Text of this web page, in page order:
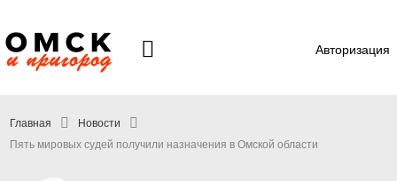
Авторизация
Главная
Новости
Пять мировых судей получили назначения в Омской области